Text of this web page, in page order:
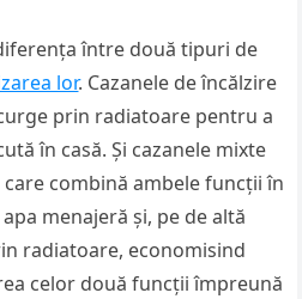
între două tipuri de
lor. Cazanele de încălzire
prin radiatoare pentru a
în casă. Și cazanele mixte
combină ambele funcții în
menajeră și, pe de altă
radiatoare, economisind
celor două funcții împreună